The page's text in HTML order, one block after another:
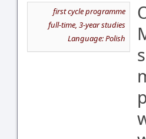
first cycle programme
full-time, 3-year studies
Language: Polish